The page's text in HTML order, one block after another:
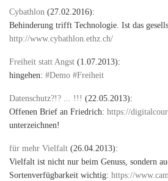
Cybathlon (27.02.2016):
Behinderung trifft Technologie. Ist das
http://www.cybathlon.ethz.ch/
Freiheit statt Angst (1.07.2013):
hingehen: #Demo #Freiheit
Datenschutz?!? ... !!! (22.05.2013):
Offenen Brief an Friedrich: https://
unterzeichnen!
für mehr Vielfalt (26.04.2013):
Vielfalt ist nicht nur beim Genuss, sondern
Sortenverfügbarkeit wichtig: https://